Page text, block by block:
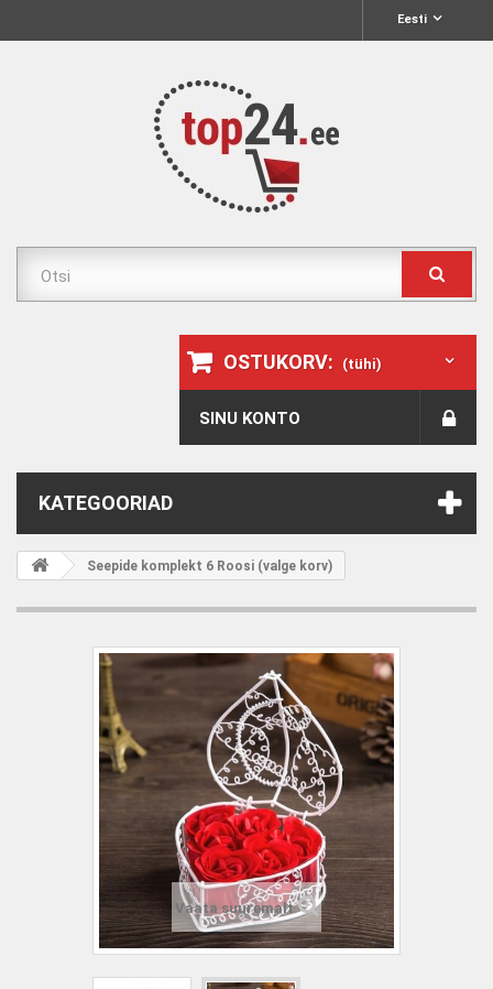
Eesti
OSTUKORV: (tühi)
SINU KONTO
KATEGOORIAD
Seepide komplekt 6 Roosi (valge korv)
Vaata suuremalt